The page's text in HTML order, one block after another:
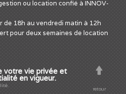
ou location confié à INNOV-
de 18h au vendredi matin à 12h
pour deux semaines de location
votre vie privée et
en vigueur.
retour